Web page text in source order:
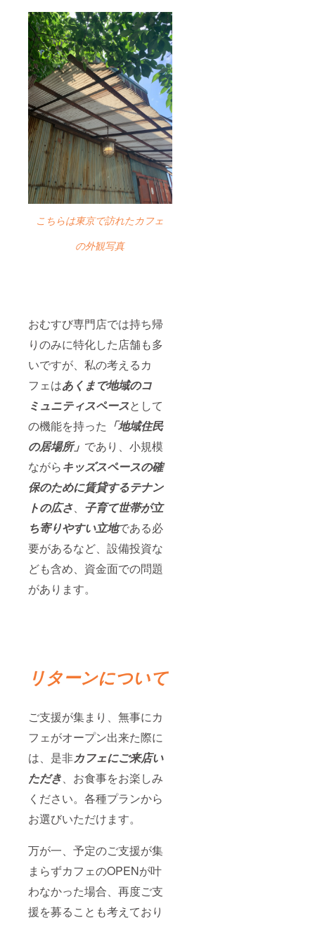
こちらは東京で訪れたカフェ
の外観写真
おむすび専門店では持ち帰
りのみに特化した店舗も多
いですが、私の考えるカ
フェはあくまで地域のコ
ミュニティスペースとして
の機能を持った 「地域住民
の居場所」 であり、小規模
ながらキッズスペースの確
保のために賃貸するテナン
トの広さ、 子育て世帯が立
ち寄りやすい立地である必
要があるなど、設備投資な
ども含め、資金面での問題
があります。
リターンについて
ご支援が集まり、無事にカ
フェがオープン出来た際に
は、是非カフェにご来店い
ただき、お食事をお楽しみ
ください。各種プランから
お選びいただけます。
万が一、予定のご支援が集
まらずカフェのOPENが叶
わなかった場合、再度ご支
援を募ることも考えており